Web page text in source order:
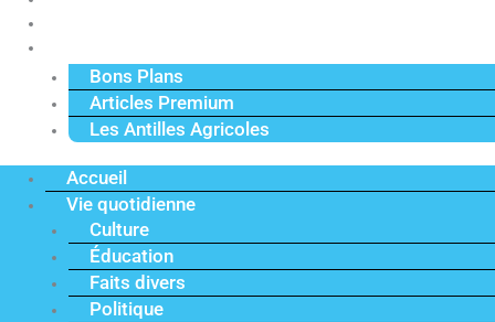
Bons Plans
Articles Premium
Les Antilles Agricoles
Accueil
Vie quotidienne
Culture
Éducation
Faits divers
Politique